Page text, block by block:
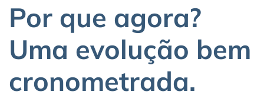
Por que agora?
Uma evolução bem
cronometrada.